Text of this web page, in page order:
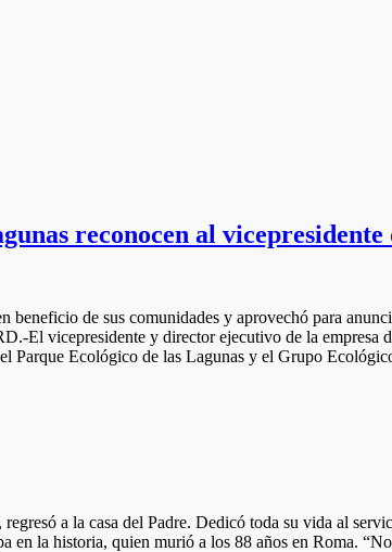
reconocen al
beneficio de sus comunidades y aprovechó para
El vicepresidente y director ejecutivo de la empresa
Ecológico de las Lagunas y el Grupo
a la casa del Padre. Dedicó toda su vida al
en la historia, quien murió a los 88 años en Roma.